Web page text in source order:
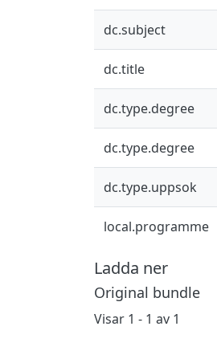
dc.subject
dc.title
dc.type.degree
dc.type.degree
dc.type.uppsok
local.programme
Ladda ner
Original bundle
Visar 1 - 1 av 1